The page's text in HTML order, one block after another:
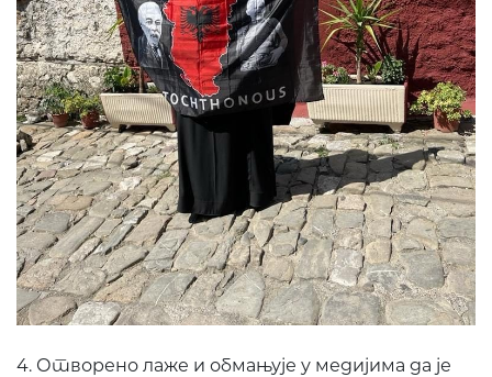
4. Отворено лаже и обмањује у медијима да је